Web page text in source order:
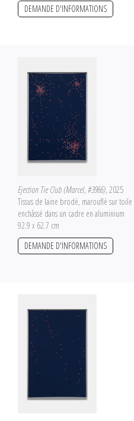
DEMANDE D'INFORMATIONS
Ejection Tie Club (Marcel, #3966), 2025
Tissus de laine brodé, marouflé sur
enchâssé dans un cadre en aluminium
92.9 x 62.7 cm
DEMANDE D'INFORMATIONS